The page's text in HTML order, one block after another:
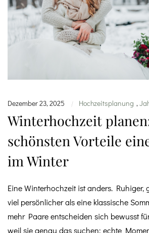
Dezember 23, 2025 | Hochzeitsplanung ,
Winterhochzeit
schönsten Vorteile
im Winter
Eine Winterhochzeit ist anders. Ruhiger,
viel persönlicher als eine klassische
mehr Paare entscheiden sich bewusst
weil sie genau das suchen: echte